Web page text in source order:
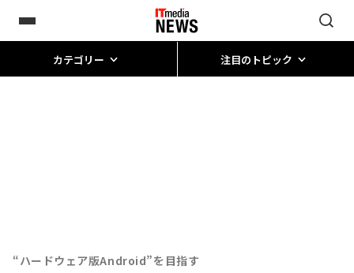
カテゴリー 注目のトピック
“ハードウェア版Android”を目指す